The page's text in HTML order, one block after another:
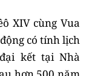
XIV cùng Vua
có tính lịch
kết tại Nhà